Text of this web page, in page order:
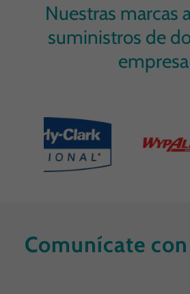
Nuestras marcas
suministros de
empresa
Comunícate